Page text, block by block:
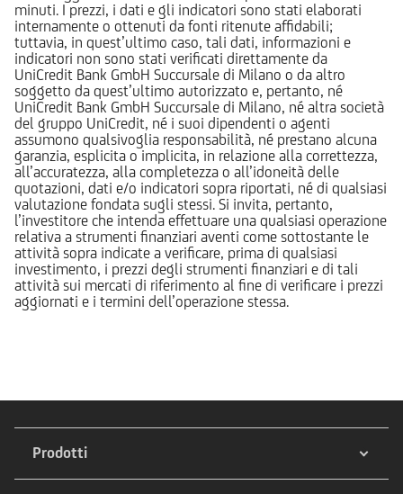
minuti. I prezzi, i dati e gli indicatori sono stati elaborati
internamente o ottenuti da fonti ritenute affidabili;
tuttavia, in quest’ultimo caso, tali dati, informazioni e
indicatori non sono stati verificati direttamente da
UniCredit Bank GmbH Succursale di Milano o da altro
soggetto da quest’ultimo autorizzato e, pertanto, né
UniCredit Bank GmbH Succursale di Milano, né altra società
del gruppo UniCredit, né i suoi dipendenti o agenti
assumono qualsivoglia responsabilità, né prestano alcuna
garanzia, esplicita o implicita, in relazione alla correttezza,
all’accuratezza, alla completezza o all’idoneità delle
quotazioni, dati e/o indicatori sopra riportati, né di qualsiasi
valutazione fondata sugli stessi. Si invita, pertanto,
l’investitore che intenda effettuare una qualsiasi operazione
relativa a strumenti finanziari aventi come sottostante le
attività sopra indicate a verificare, prima di qualsiasi
investimento, i prezzi degli strumenti finanziari e di tali
attività sui mercati di riferimento al fine di verificare i prezzi
aggiornati e i termini dell’operazione stessa.
Prodotti